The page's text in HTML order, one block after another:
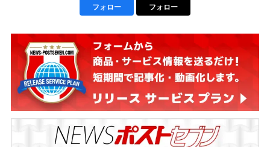
フォロー フォロー